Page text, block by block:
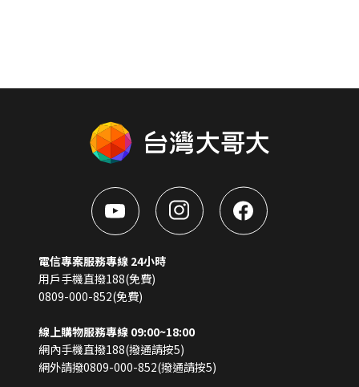
電信專案服務專線 24小時
用戶手機直撥188(免費)
0809-000-852(免費)
線上購物服務專線 09:00~18:00
網內手機直撥188(撥通請按5)
網外請撥0809-000-852(撥通請按5)